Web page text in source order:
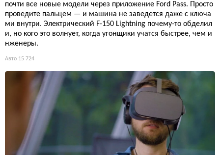
почти все новые модели через приложение Ford Pass. Просто
проведите пальцем — и машина не заведется даже с ключа
ми внутри. Электрический F-150 Lightning почему-то обделил
и, но кого это волнует, когда угонщики учатся быстрее, чем и
нженеры.
Авто 15 724